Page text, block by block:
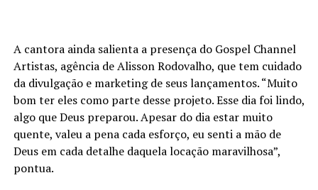
A cantora ainda salienta a presença do Gospel Channel
Artistas, agência de Alisson Rodovalho, que tem cuidado
da divulgação e marketing de seus lançamentos. “Muito
bom ter eles como parte desse projeto. Esse dia foi lindo,
algo que Deus preparou. Apesar do dia estar muito
quente, valeu a pena cada esforço, eu senti a mão de
Deus em cada detalhe daquela locação maravilhosa”,
pontua.